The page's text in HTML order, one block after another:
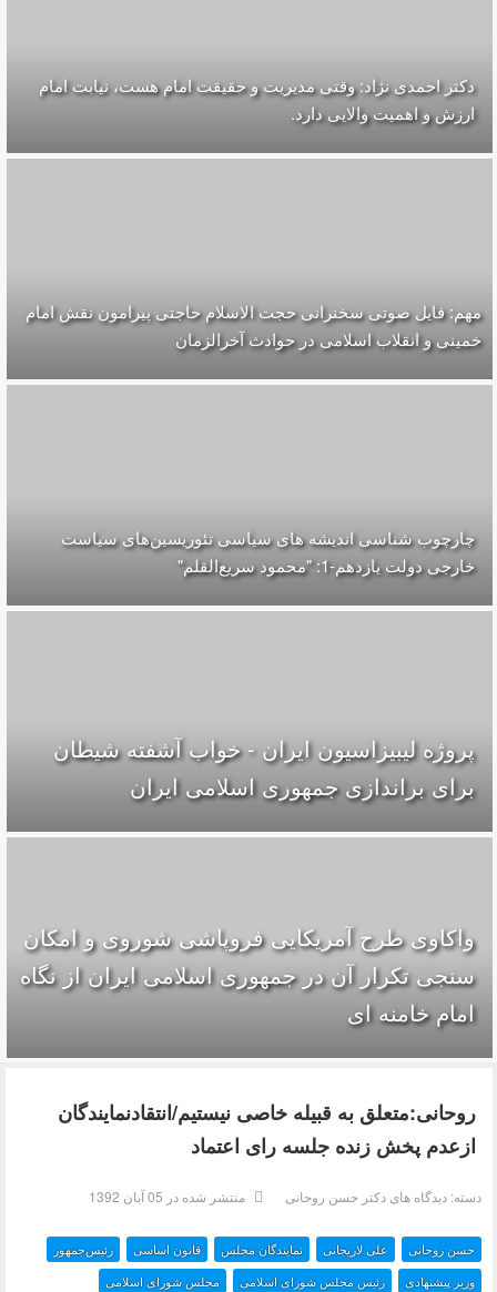
دکتر احمدی نژاد: وقتی مدیریت و حقیقت امام هست، نیابت امام
ارزش و اهمیت والایی دارد.
مهم: فایل صوتی سخنرانی حجت الاسلام حاجتی پیرامون نقش امام
خمینی و انقلاب اسلامی در حوادث آخرالزمان
چارچوب شناسی اندیشه های سیاسی تئوریسین‌های سیاست
خارجی دولت یازدهم-1: "محمود سریع‌القلم‌"
پروژه لیبیزاسیون ایران - خواب آشفته شیطان
برای براندازی جمهوری اسلامی ایران
واکاوی طرح آمریکایی فروپاشی شوروی و امکان
سنجی تکرار آن در جمهوری اسلامی ایران از نگاه
امام خامنه ای
روحانی:متعلق به قبیله خاصی نیستیم/انتقادنمایندگان
ازعدم پخش زنده جلسه رای اعتماد
دسته:دیدگاه های دکتر حسن روحانی منتشر شده در 05 آبان 1392
حسن روحانی علی لاریجانی نمایندگان مجلس قانون اساسی
رئیس‌جمهور
مجلس شورای اسلامی
رئیس مجلس شورای اسلامی وزیر پیشنهادی